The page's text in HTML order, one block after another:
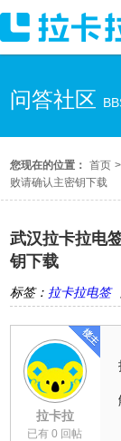
问答社区
您现在的位置： 首页 >
败请确认主密钥下载
武汉拉卡拉电
钥下载
标签： 拉卡拉电签
拉卡拉
已有 0 回帖